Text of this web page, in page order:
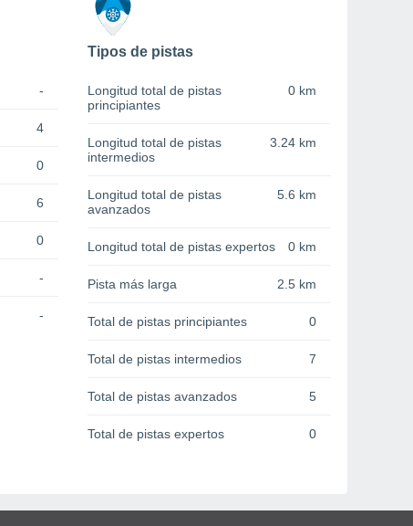
-
4
0
6
0
-
-
Tipos de pistas
Longitud total de pistas
principiantes
0 km
Longitud total de pistas
intermedios
3.24 km
Longitud total de pistas
avanzados
5.6 km
Longitud total de pistas expertos 0 km
Pista más larga 2.5 km
Total de pistas principiantes 0
Total de pistas intermedios 7
Total de pistas avanzados 5
Total de pistas expertos 0